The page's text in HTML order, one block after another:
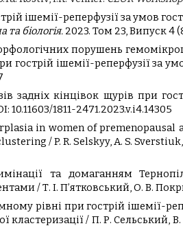
ішемії-реперфузії за умов
біологія.2023. Том 23, Випуск 4
порушень
гострій ішемії-реперфузії за
задніх кінцівок щурів при
10.11603/1811-2471.2023.v.i4.14305
in women of premenopausal
/ P. R. Selskyy, A. S. Sverstiuk,
та домаганням
/ Т. І. П’ятковський, О. В.
рівні при гострій ішемії-
кластеризації / П. Р. Сельський,